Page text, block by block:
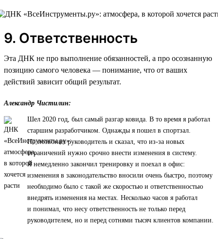
9. Ответственность
Эта ДНК не про выполнение обязанностей, а про осознанную
позицию самого человека — понимание, что от ваших
действий зависит общий результат.
Александр Чистилин:
Шел 2020 год, был самый разгар ковида. В то время я работал
старшим разработчиком. Однажды я пошел в спортзал.
Но позвонил руководитель и сказал, что из-за новых
ограничений нужно срочно внести изменения в систему.
Я немедленно закончил тренировку и поехал в офис:
изменения в законодательство вносили очень быстро, поэтому
необходимо было с такой же скоростью и ответственностью
внедрять изменения на местах. Несколько часов я работал
и понимал, что несу ответственность не только перед
руководителем, но и перед сотнями тысяч клиентов компании.